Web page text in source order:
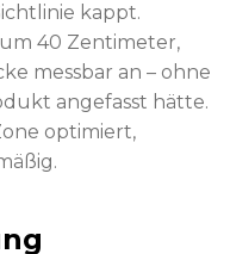
kappt.
40 Zentimeter,
messbar an – ohne
angefasst hätte.
optimiert,